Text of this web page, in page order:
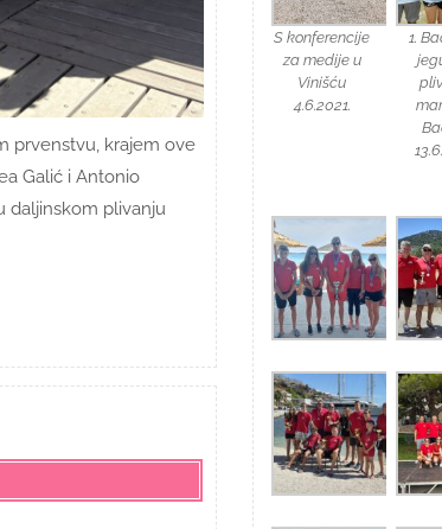
prvenstvu, krajem ove
Galić i Antonio
daljinskom plivanju
S konferencije
za medije u
Vinišću
4.6.2021.
1.